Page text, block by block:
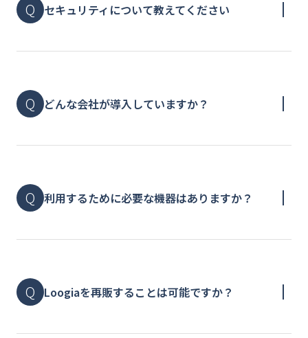
セキュリティについて教えてください
どんな会社が導入していますか？
利用するために必要な機器はありますか？
Loogiaを再販することは可能ですか？